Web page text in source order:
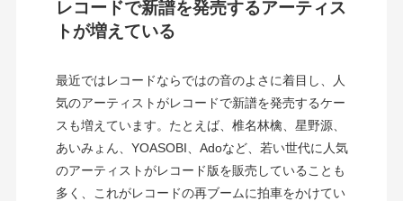
レコードで新譜を発売するアーティス
トが増えている
最近ではレコードならではの音のよさに着目し、人
気のアーティストがレコードで新譜を発売するケー
スも増えています。たとえば、椎名林檎、星野源、
あいみょん、YOASOBI、Adoなど、若い世代に人気
のアーティストがレコード版を販売していることも
多く、これがレコードの再ブームに拍車をかけてい